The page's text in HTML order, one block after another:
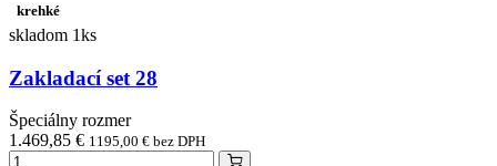
krehké
skladom 1ks
Zakladací set 28
Špeciálny rozmer
1.469,85 € 1195,00 € bez DPH